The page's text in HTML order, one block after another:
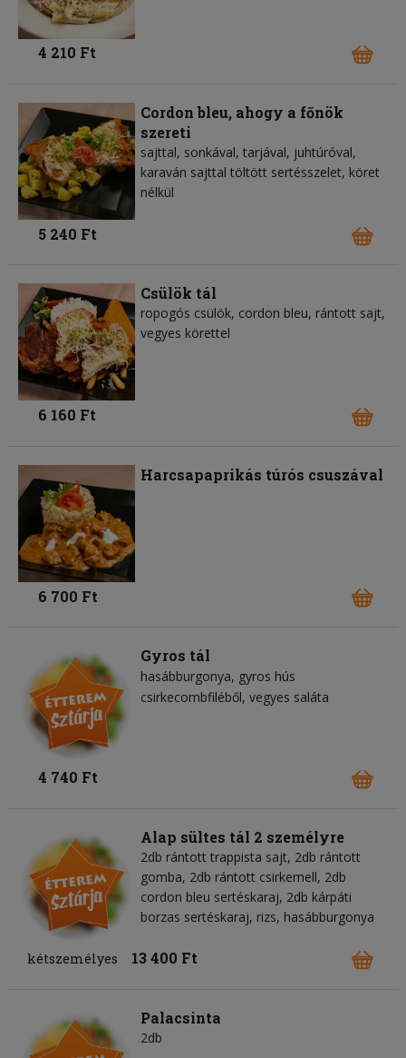
4 210 Ft
Cordon bleu, ahogy a főnök
szereti
sajttal, sonkával, tarjával, juhtúróval,
karaván sajttal töltött sertésszelet, köret
nélkül
5 240 Ft
Csülök tál
ropogós csülök, cordon bleu, rántott sajt,
vegyes körettel
6 160 Ft
Harcsapaprikás túrós csuszával
6 700 Ft
Gyros tál
hasábburgonya gyros hús
csirkecombfiléből vegyes saláta
4 740 Ft
Alap sültes tál 2 személyre
2db rántott trappista sajt, 2db rántott
gomba, 2db rántott csirkemell, 2db
cordon bleu sertéskaraj, 2db kárpáti
borzas sertéskaraj, rizs, hasábburgonya
kétszemélyes 13 400 Ft
Palacsinta
2db